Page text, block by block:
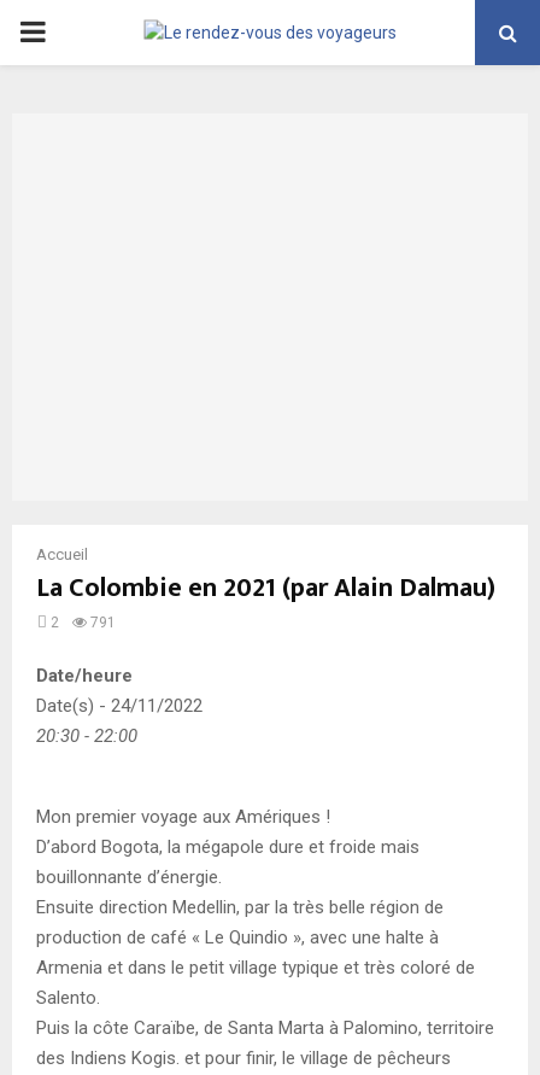
PRIMARY
Accueil
La Colombie en 2021 (par Alain Dalmau)
2 791
Date/heure
Date(s) - 24/11/2022
20:30 - 22:00
Mon premier voyage aux Amériques !
D’abord Bogota, la mégapole dure et froide mais
bouillonnante d’énergie.
Ensuite direction Medellin, par la très belle région de
production de café « Le Quindio », avec une halte à
Armenia et dans le petit village typique et très coloré de
Salento.
Puis la côte Caraïbe, de Santa Marta à Palomino, territoire
des Indiens Kogis. et pour finir, le village de pêcheurs